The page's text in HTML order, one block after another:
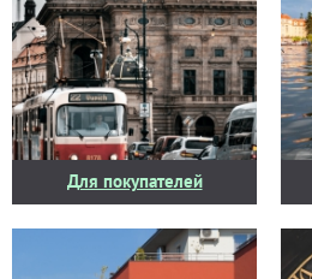
Для покупателей